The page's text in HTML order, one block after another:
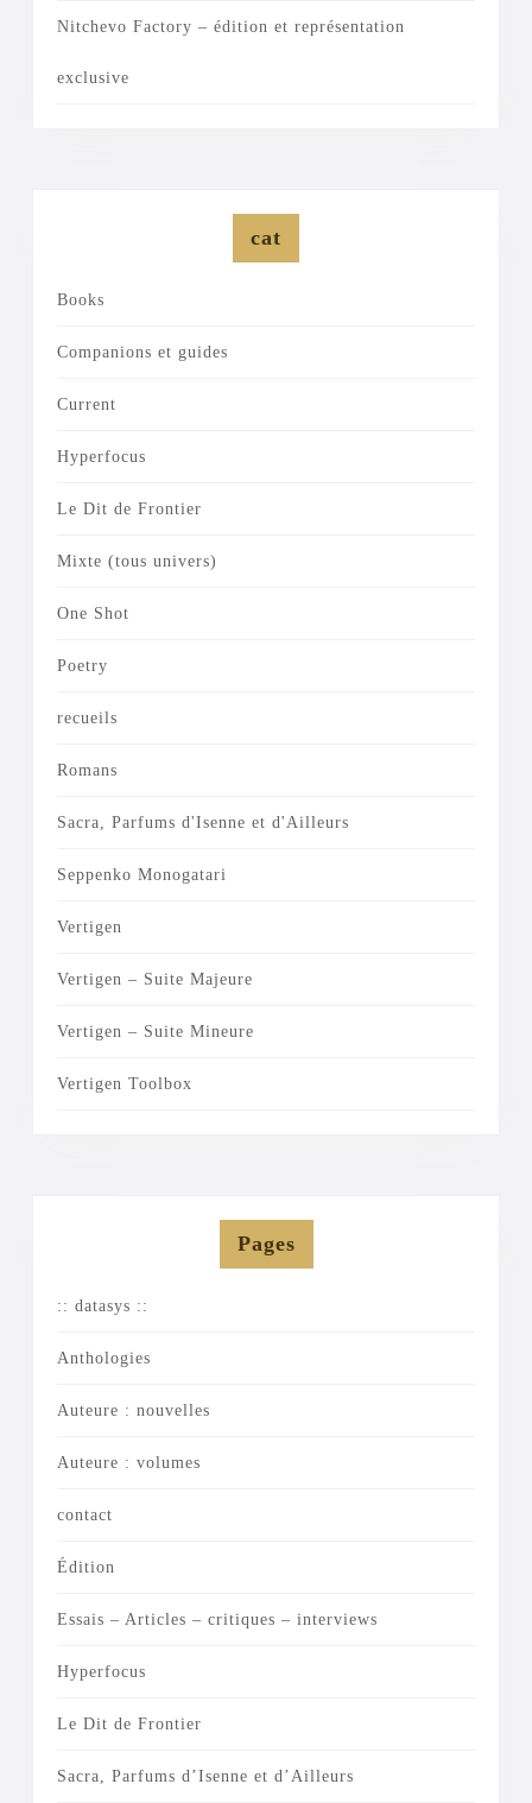
Nitchevo Factory – édition et représentation
exclusive
cat
Books
Companions et guides
Current
Hyperfocus
Le Dit de Frontier
Mixte (tous univers)
One Shot
Poetry
recueils
Romans
Sacra, Parfums d'Isenne et d'Ailleurs
Seppenko Monogatari
Vertigen
Vertigen – Suite Majeure
Vertigen – Suite Mineure
Vertigen Toolbox
Pages
:: datasys ::
Anthologies
Auteure : nouvelles
Auteure : volumes
contact
Édition
Essais – Articles – critiques – interviews
Hyperfocus
Le Dit de Frontier
Sacra, Parfums d’Isenne et d’Ailleurs